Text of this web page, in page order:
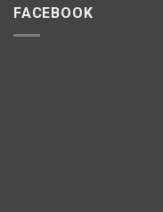
FACEBOOK